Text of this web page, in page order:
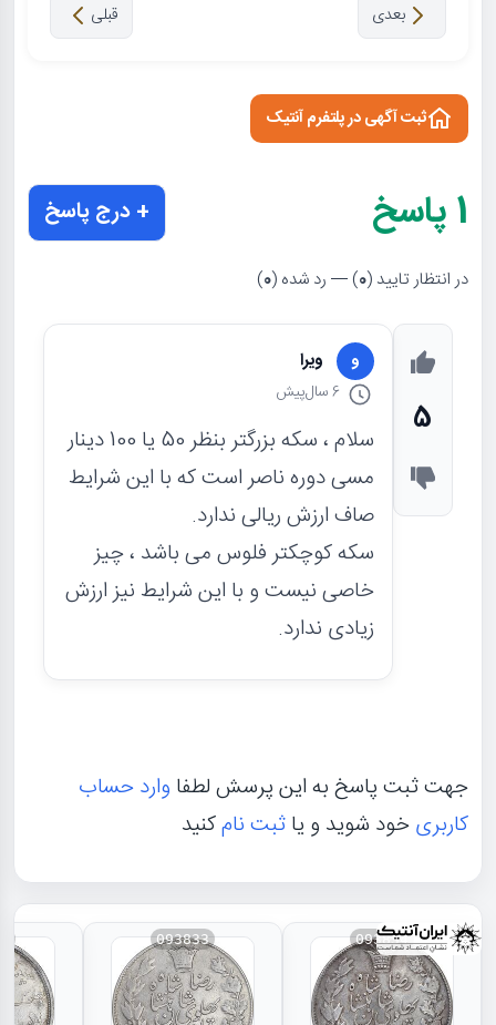
قبلی بعدی
ثبت آگهی در پلتفرم آنتیک
1پاسخ + درج پاسخ
در انتظار تایید (0) — رد شده (0
)
5
و ویرا
6 سال پیش
سلام ، سکه بزرگتر بنظر 50 یا 100 دینار
مسی دوره ناصر است که با این شرایط
صاف ارزش ریالی ندارد.
سکه کوچکتر فلوس می باشد ، چیز
خاصی نیست و با این شرایط نیز ارزش
زیادی ندارد.
جهت ثبت پاسخ به این پرسش لطفا وارد حساب
کاربریخود شوید و یاثبت نامکنید
093834
093833